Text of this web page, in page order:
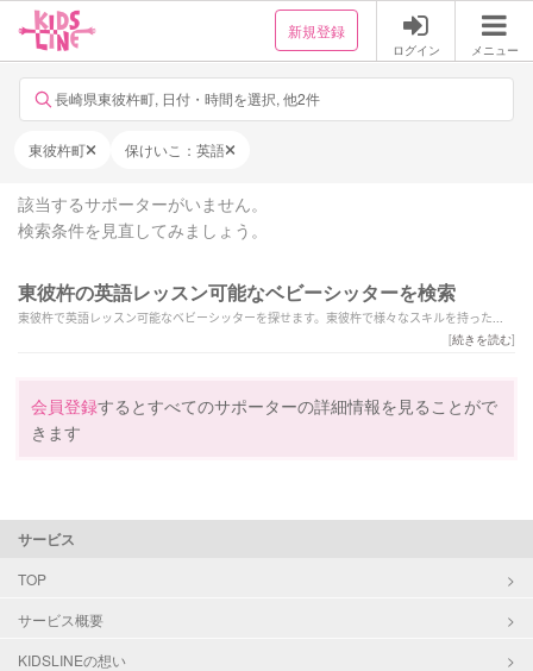
新規登録
ログイン メニュー
長崎県東彼杵町, 日付・時間を選択, 他2件
東彼杵町 保けいこ：英語
該当するサポーターがいません。
検索条件を見直してみましょう。
東彼杵の英語レッスン可能なベビーシッターを検索
東彼杵で英語レッスン可能なベビーシッターを探せます。東彼杵で様々なスキルを持ったサ
[続きを読む]
会員登録するとすべてのサポーターの詳細情報を見ることがで
きます
サービス
TOP
サービス概要
KIDSLINEの想い